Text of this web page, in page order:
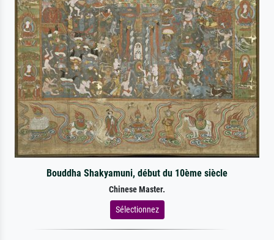
Bouddha Shakyamuni, début du 10ème siècle
Chinese Master.
Sélectionnez